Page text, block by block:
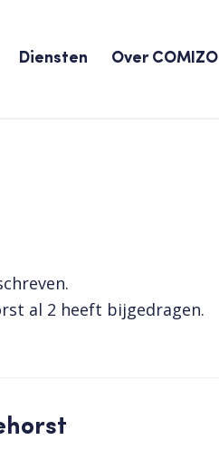
Diensten Over COMIZO
al 2 heeft bijgedragen.